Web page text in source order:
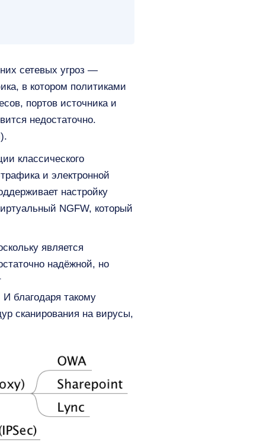
сетевых угроз —
в котором политиками
портов источника и
недостаточно.
классического
и электронной
настройку
NGFW, который
является
надёжной, но
благодаря такому
сканирования на вирусы,